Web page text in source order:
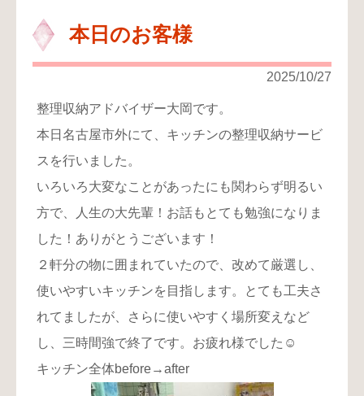
本日のお客様
2025/10/27
整理収納アドバイザー大岡です。
本日名古屋市外にて、キッチンの整理収納サービ
スを行いました。
いろいろ大変なことがあったにも関わらず明るい
方で、人生の大先輩！お話もとても勉強になりま
した！ありがとうございます！
２軒分の物に囲まれていたので、改めて厳選し、
使いやすいキッチンを目指します。とても工夫さ
れてましたが、さらに使いやすく場所変えなど
し、三時間強で終了です。お疲れ様でした☺️
キッチン全体before→after